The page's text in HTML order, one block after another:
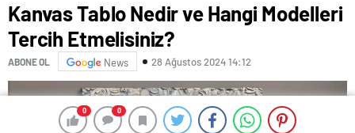
0 0
Kanvas Tablo Nedir ve Hangi Modelleri
Tercih Etmelisiniz?
ABONE OL News 28 Ağustos 2024 14:12
0 0